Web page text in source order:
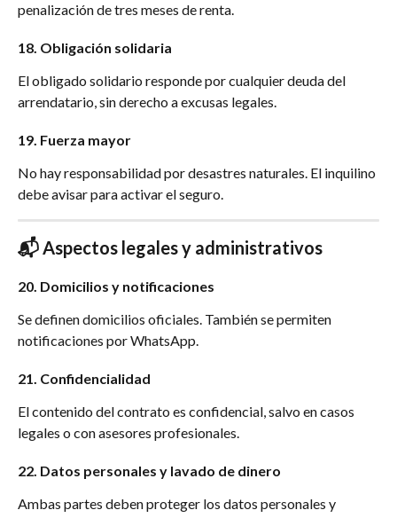
penalización de tres meses de renta.
18. Obligación solidaria
El obligado solidario responde por cualquier deuda del
arrendatario, sin derecho a excusas legales.
19. Fuerza mayor
No hay responsabilidad por desastres naturales. El inquilino
debe avisar para activar el seguro.
📬 Aspectos legales y administrativos
20. Domicilios y notificaciones
Se definen domicilios oficiales. También se permiten
notificaciones por WhatsApp.
21. Confidencialidad
El contenido del contrato es confidencial, salvo en casos
legales o con asesores profesionales.
22. Datos personales y lavado de dinero
Ambas partes deben proteger los datos personales y